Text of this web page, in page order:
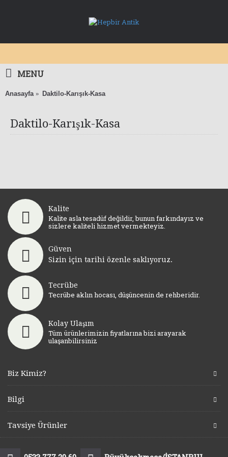
MENU
Anasayfa Daktilo-Karışık-Kasa
Daktilo-Karışık-Kasa
Kalite
Kalite asla tesadüf değildir, bunun farkındayız ve
sizlere kaliteli hizmet vermekteyiz.
Güven
Sizin için tarihi özenle saklıyoruz.
Tecrübe
Tecrübe aklın hocası, düşüncenin de rehberidir.
Kolay Ulaşım
Tüm ürünlerimizin fiyatlarına bizi arayarak
ulaşanbilirsiniz
Biz Kimiz?
Bilgi
Tavsiye Ürünler